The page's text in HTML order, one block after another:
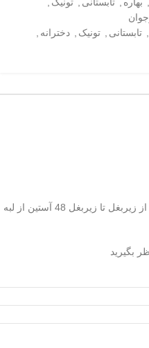
تابستانی تونیک دخترانه
📌اندازه 👈 قد کل از سرشانه 67 عرض از زیربغل تا زیربغل 48 آستین از لبه
بگیرید